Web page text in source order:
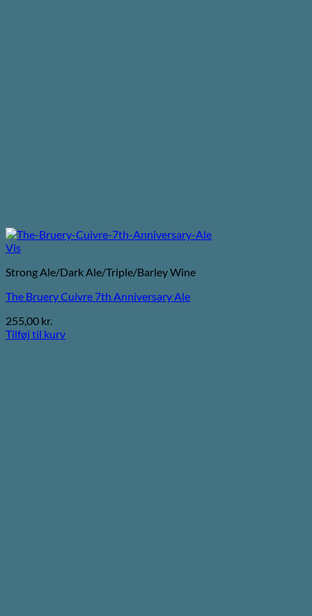
Vis
Strong Ale/Dark Ale/Triple/Barley Wine
The Bruery Cuivre 7th Anniversary Ale
255,00 kr.
Tilføj til kurv